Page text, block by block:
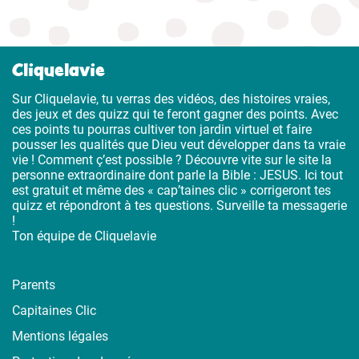
Cliquelavie
Sur Cliquelavie, tu verras des vidéos, des histoires vraies,
des jeux et des quizz qui te feront gagner des points. Avec
ces points tu pourras cultiver ton jardin virtuel et faire
pousser les qualités que Dieu veut développer dans ta vraie
vie ! Comment ç’est possible ? Découvre vite sur le site la
personne extraordinaire dont parle la Bible : JESUS. Ici tout
est gratuit et même des « cap’taines clic » corrigeront tes
quizz et répondront à tes questions. Surveille ta messagerie
!
Ton équipe de Cliquelavie
Parents
Capitaines Clic
Mentions légales